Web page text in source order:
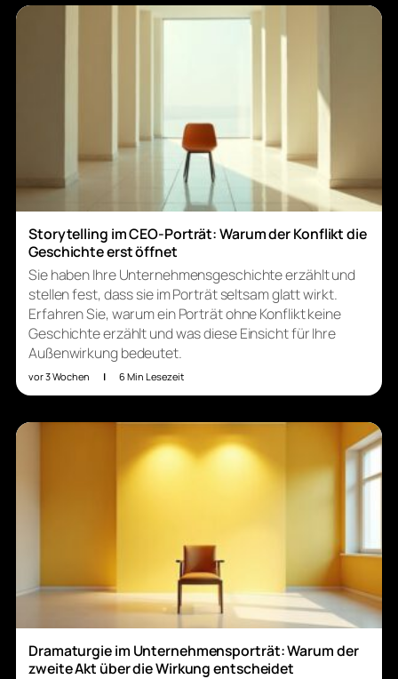
Storytelling im CEO-Porträt: Warum der Konflikt die
Geschichte erst öffnet
Sie haben Ihre Unternehmensgeschichte erzählt und
stellen fest, dass sie im Porträt seltsam glatt wirkt.
Erfahren Sie, warum ein Porträt ohne Konflikt keine
Geschichte erzählt und was diese Einsicht für Ihre
Außenwirkung bedeutet.
vor 3 Wochen | 6 Min Lesezeit
Dramaturgie im Unternehmensporträt: Warum der
zweite Akt über die Wirkung entscheidet